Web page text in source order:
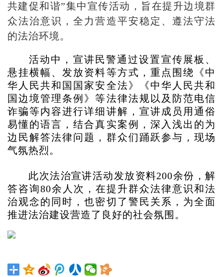
共建促和谐”集中宣传活动，旨在提升边境群
众法治意识，全力营造平安稳定、遵法守法
的法治环境。
活动中，宣讲民警通过设置宣传展板、
悬挂横幅、发放资料等方式，重点围绕《中
华人民共和国国家安全法》《中华人民共和
国边境管理条例》等法律法规以及防范电信
诈骗等内容进行详细讲解，宣讲成员用通俗
易懂的语言，结合真实案例，深入浅出的为
边民解答法律问题，群众们踊跃参与，现场
气氛热烈。
此次法治宣讲活动发放资料200余份，解
答咨询80余人次，在提升群众法律意识和法
治观念的同时，也密切了警民关系，为全面
推进法治建设营造了良好的社会氛围。